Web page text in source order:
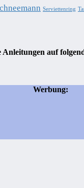
Serviettenring
Anleitungen auf
Werbung: